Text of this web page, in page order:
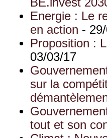
BE.invest
Energie : Le
en action -
Proposition :
03/03/17
sur la
tout et son